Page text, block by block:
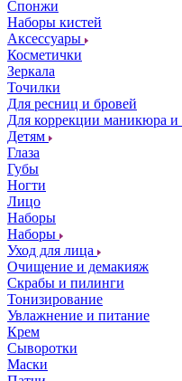
Спонжи
Наборы кистей
Аксессуары
Косметички
Зеркала
Точилки
Для ресниц и бровей
Для коррекции маникюра и
Детям
Глаза
Губы
Ногти
Лицо
Наборы
Наборы
Уход для лица
Очищение и демакияж
Скрабы и пилинги
Тонизирование
Увлажнение и питание
Крем
Сыворотки
Маски